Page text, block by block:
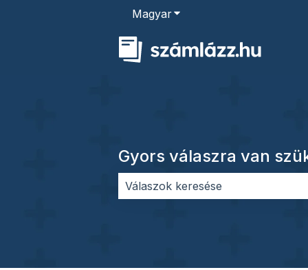
MagyarAlmenü megjelenítése
Gyors válaszra van